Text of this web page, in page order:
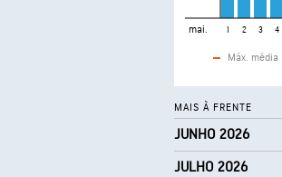
mai. 1 2 3 4
Máx. média
MAIS À FRENTE
JUNHO 2026
JULHO 2026